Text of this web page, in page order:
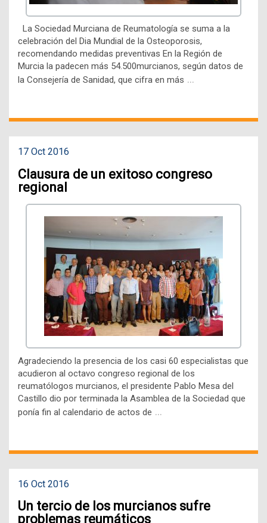
La Sociedad Murciana de Reumatología se suma a la
celebración del Dia Mundial de la Osteoporosis,
recomendando medidas preventivas En la Región de
Murcia la padecen más 54.500murcianos, según datos de
la Consejería de Sanidad, que cifra en más …
17 Oct 2016
Clausura de un exitoso congreso
regional
Agradeciendo la presencia de los casi 60 especialistas que
acudieron al octavo congreso regional de los
reumatólogos murcianos, el presidente Pablo Mesa del
Castillo dio por terminada la Asamblea de la Sociedad que
ponía fin al calendario de actos de …
16 Oct 2016
Un tercio de los murcianos sufre
problemas reumáticos